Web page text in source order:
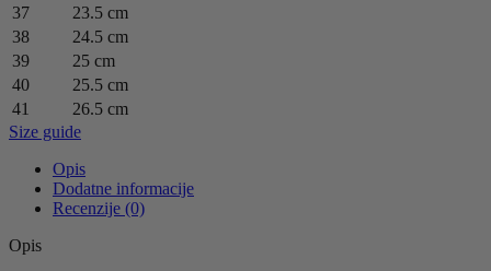
37
23.5 cm
38
24.5 cm
39
25 cm
40
25.5 cm
41
26.5 cm
Size guide
Opis
Dodatne informacije
Recenzije (0)
Opis